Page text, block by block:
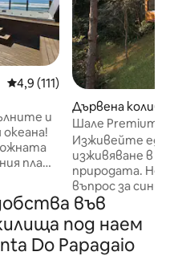
Средна оценка: 4,9 от 5,
4,9 (111)
и
плаж
звука
Дървена колиба
Шале Premium,
До 6 вноски без
Изживейте
изживяване в
природата.
въпрос за
зеленото на
си почивате и
атмосферата.
на
във
под наем
Do Papagaio